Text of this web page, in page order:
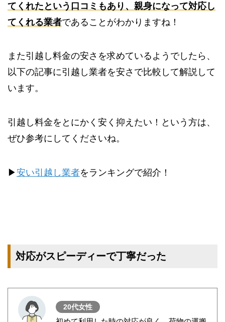
てくれたという口コミもあり、親身になって対応し
てくれる業者であることがわかりますね！
また引越し料金の安さを求めているようでしたら、
以下の記事に引越し業者を安さで比較して解説して
います。
引越し料金をとにかく安く抑えたい！という方は、
ぜひ参考にしてくださいね。
▶安い引越し業者をランキングで紹介！
対応がスピーディーで丁寧だった
20代女性